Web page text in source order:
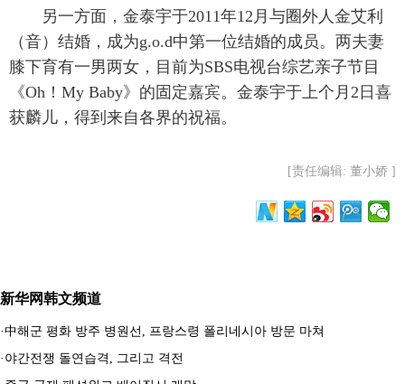
另一方面，金泰宇于2011年12月与圈外人金艾利
（音）结婚，成为g.o.d中第一位结婚的成员。两夫妻
膝下育有一男两女，目前为SBS电视台综艺亲子节目
《Oh！My Baby》的固定嘉宾。金泰宇于上个月2日喜
获麟儿，得到来自各界的祝福。
[责任编辑: 董小娇 ]
新华网韩文频道
·中해군 평화 방주 병원선, 프랑스령 폴리네시아 방문 마쳐
· 야간전쟁 돌연습격, 그리고 격전